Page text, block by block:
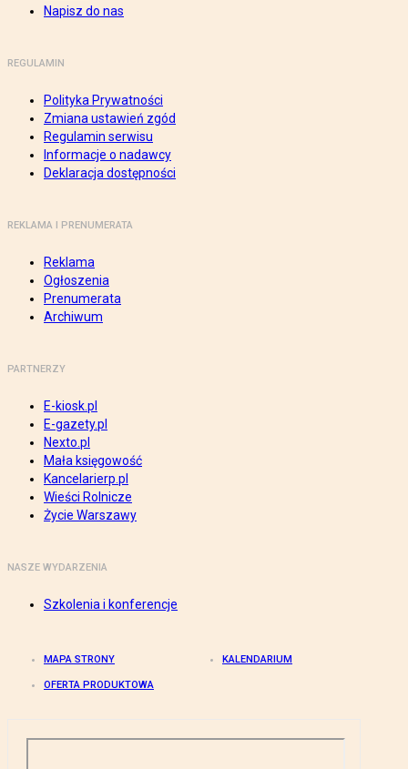
Napisz do nas
REGULAMIN
Polityka Prywatności
Zmiana ustawień zgód
Regulamin serwisu
Informacje o nadawcy
Deklaracja dostępności
REKLAMA I PRENUMERATA
Reklama
Ogłoszenia
Prenumerata
Archiwum
PARTNERZY
E-kiosk.pl
E-gazety.pl
Nexto.pl
Mała księgowość
Kancelarierp.pl
Wieści Rolnicze
Życie Warszawy
NASZE WYDARZENIA
Szkolenia i konferencje
MAPA STRONY KALENDARIUM
OFERTA PRODUKTOWA